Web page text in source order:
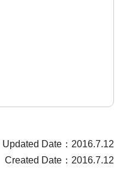
Updated Date：2016.7.12
Created Date：2016.7.12